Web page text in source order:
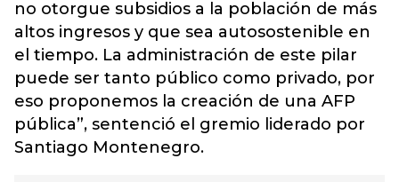
no otorgue subsidios a la población de más
altos ingresos y que sea autosostenible en
el tiempo. La administración de este pilar
puede ser tanto público como privado, por
eso proponemos la creación de una AFP
pública”, sentenció el gremio liderado por
Santiago Montenegro.